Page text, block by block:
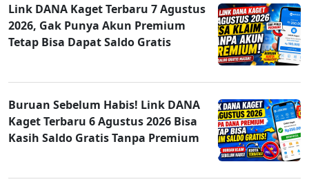
Link DANA Kaget Terbaru 7 Agustus
2026, Gak Punya Akun Premium
Tetap Bisa Dapat Saldo Gratis
Buruan Sebelum Habis! Link DANA
Kaget Terbaru 6 Agustus 2026 Bisa
Kasih Saldo Gratis Tanpa Premium